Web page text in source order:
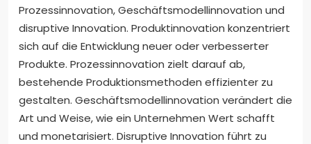
Prozessinnovation, Geschäftsmodellinnovation und
disruptive Innovation. Produktinnovation konzentriert
sich auf die Entwicklung neuer oder verbesserter
Produkte. Prozessinnovation zielt darauf ab,
bestehende Produktionsmethoden effizienter zu
gestalten. Geschäftsmodellinnovation verändert die
Art und Weise, wie ein Unternehmen Wert schafft
und monetarisiert. Disruptive Innovation führt zu